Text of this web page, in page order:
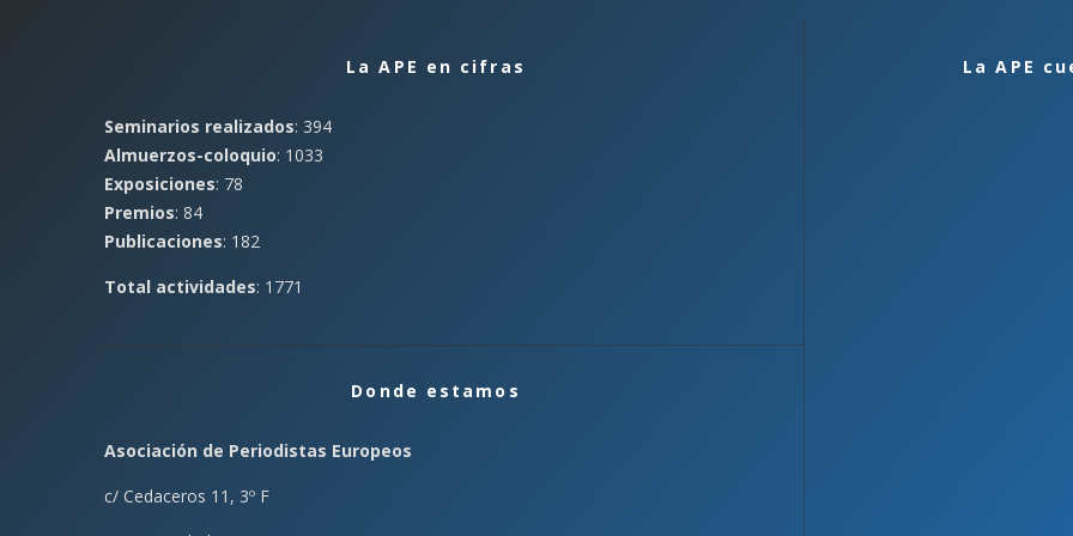
La APE en cifras
Seminarios realizados: 394
Almuerzos-coloquio: 1033
Exposiciones: 78
Premios: 84
Publicaciones: 182
Total actividades: 1771
Donde estamos
Asociación de Periodistas Europeos
c/ Cedaceros 11, 3º F
La APE